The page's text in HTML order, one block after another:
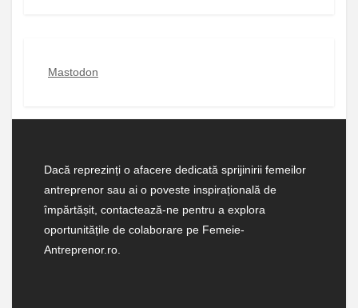
Mastodon
Dacă reprezinți o afacere dedicată sprijinirii femeilor
antreprenor sau ai o poveste inspirațională de
împărtășit, contactează-ne pentru a explora
oportunitățile de colaborare pe Femeie-
Antreprenor.ro.